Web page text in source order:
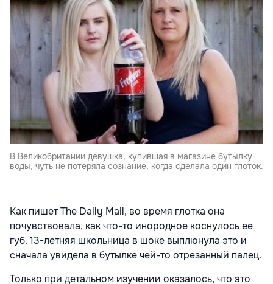
В Великобритании девушка, купившая в магазине бутылку
воды, чуть не потеряла сознание, когда сделала один глоток.
Как пишет The Daily Mail, во время глотка она
почувствовала, как что-то инородное коснулось ее
губ. 13-летняя школьница в шоке выплюнула это и
сначала увидела в бутылке чей-то отрезанный палец.
Только при детальном изучении оказалось, что это